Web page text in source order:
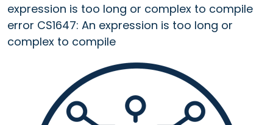
expression is too long or complex to compile
error CS1647: An expression is too long or
complex to compile